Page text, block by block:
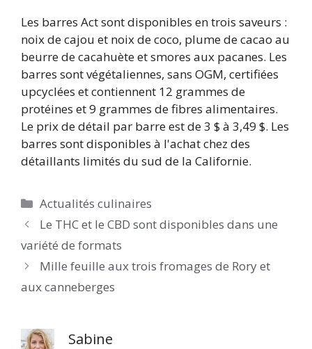
Les barres Act sont disponibles en trois saveurs :
noix de cajou et noix de coco, plume de cacao au
beurre de cacahuète et smores aux pacanes. Les
barres sont végétaliennes, sans OGM, certifiées
upcyclées et contiennent 12 grammes de
protéines et 9 grammes de fibres alimentaires.
Le prix de détail par barre est de 3 $ à 3,49 $. Les
barres sont disponibles à l'achat chez des
détaillants limités du sud de la Californie.
Catégories
Actualités culinaires
Le THC et le CBD sont disponibles dans une
variété de formats
Mille feuille aux trois fromages de Rory et
aux canneberges
Sabine